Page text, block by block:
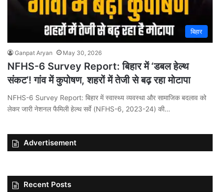
बिहार
Ganpat Aryan May 30, 2026
NFHS-6 Survey Report: बिहार में ‘डबल हेल्थ
संकट’! गांव में कुपोषण, शहरों में तेजी से बढ़ रहा मोटापा
NFHS-6 Survey Report: बिहार में स्वास्थ्य व्यवस्था और सामाजिक बदलाव को
लेकर जारी नेशनल फैमिली हेल्थ सर्वे (NFHS-6, 2023-24) की…
Advertisement
Recent Posts